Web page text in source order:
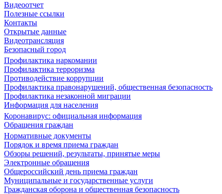
Видеоотчет
Полезные ссылки
Контакты
Открытые данные
Видеотрансляция
Безопасный город
Профилактика наркомании
Профилактика терроризма
Противодействие коррупции
Профилактика правонарушений, общественная безопасность
Профилактика незаконной миграции
Информация для населения
Коронавирус: официальная информация
Обращения граждан
Нормативные документы
Порядок и время приема граждан
Обзоры решений, результаты, принятые меры
Электронные обращения
Общероссийский день приема граждан
Муниципальные и государственные услуги
Гражданская оборона и общественная безопасность